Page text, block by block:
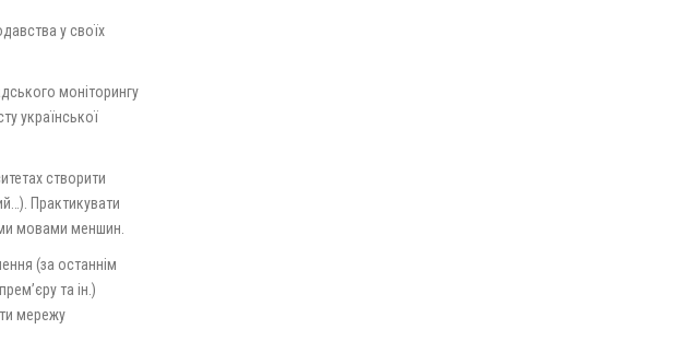
у своїх
моніторингу
української
створити
Практикувати
мовами меншин.
(за останнім
та ін.)
мережу